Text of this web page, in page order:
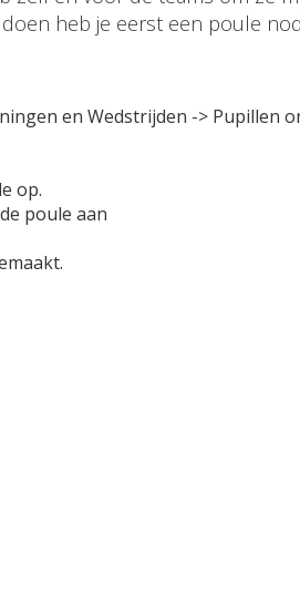
doen heb je eerst een poule
en Wedstrijden -> Pupillen
op.
poule aan